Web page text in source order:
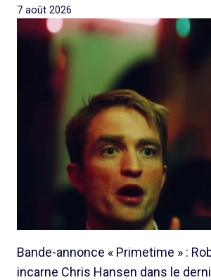
7 août 2026
Bande-annonce « Primetime » :
incarne Chris Hansen dans le